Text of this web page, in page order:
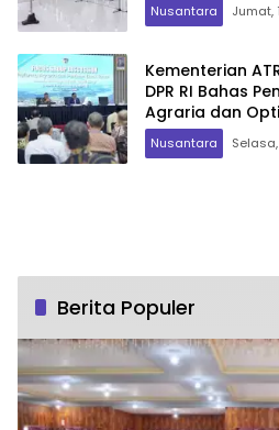
Nusantara Jumat,
Kementerian
DPR RI Bahas
Agraria dan
Tanah
Nusantara
Berita Populer